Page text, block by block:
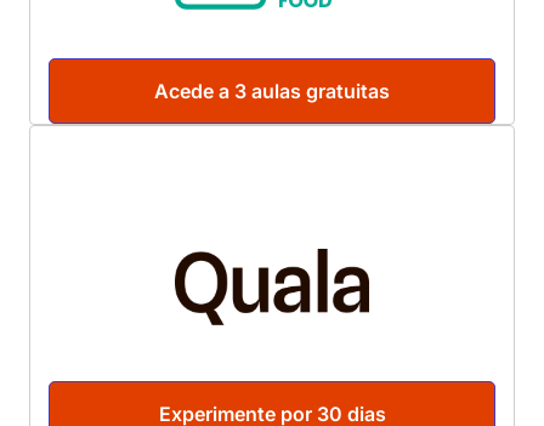
Acede a 3 aulas gratuitas
Experimente por 30 dias